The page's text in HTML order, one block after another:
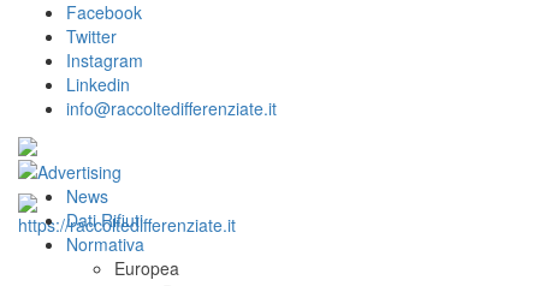
Facebook
Twitter
Instagram
Linkedin
info@raccoltedifferenziate.it
News
Dati Rifiuti
Normativa
Europea